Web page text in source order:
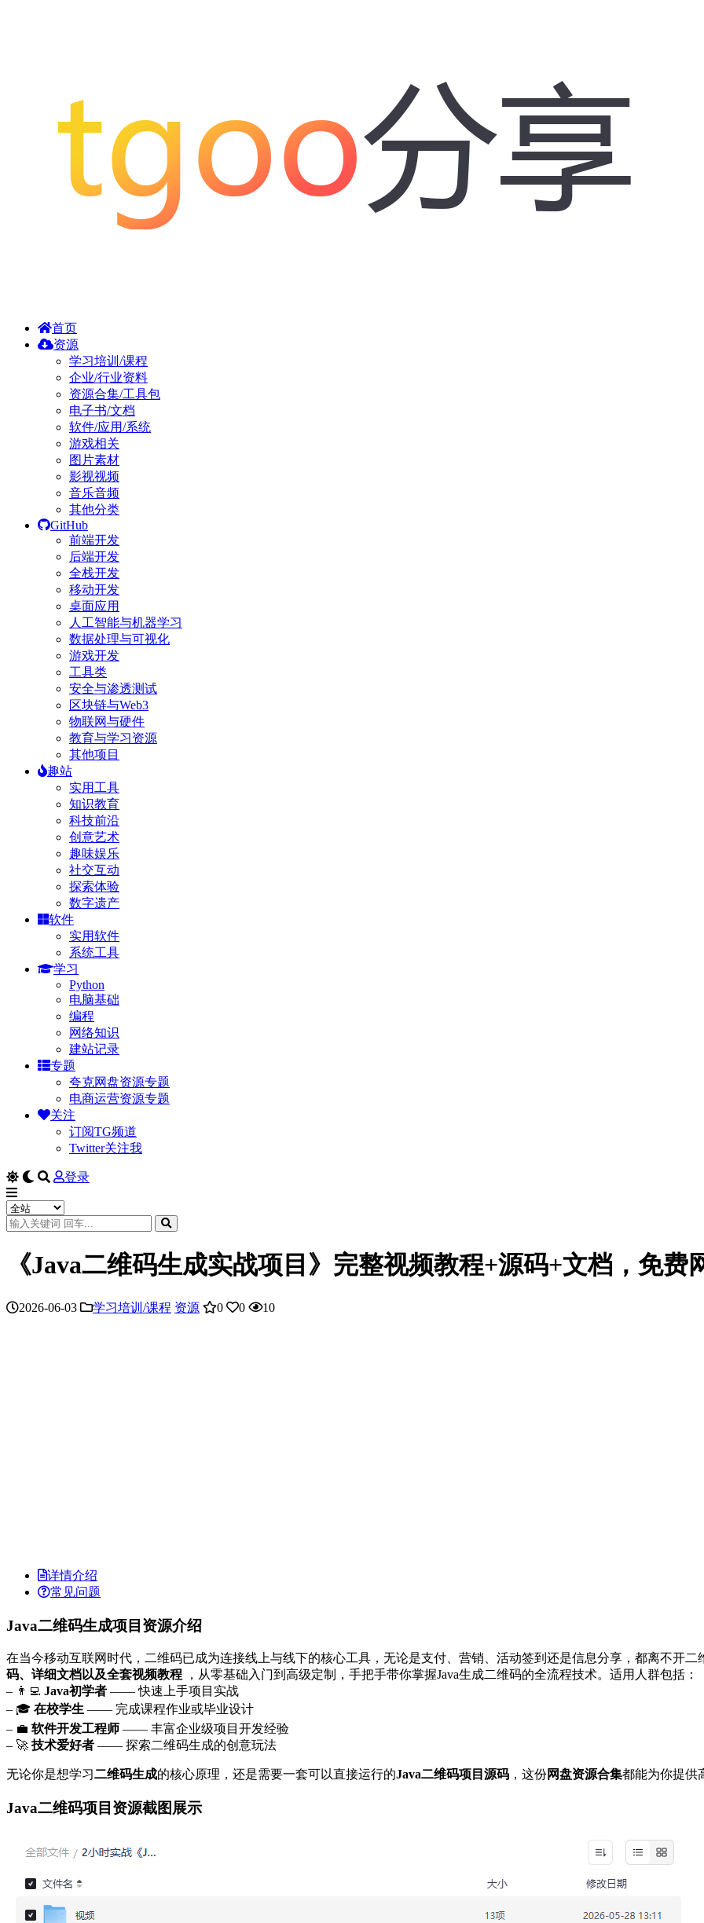
首页
资源
学习培训/课程
企业/行业资料
资源合集/工具包
电子书/文档
软件/应用/系统
游戏相关
图片素材
影视视频
音乐音频
其他分类
GitHub
前端开发
后端开发
全栈开发
移动开发
桌面应用
人工智能与机器学习
数据处理与可视化
游戏开发
工具类
安全与渗透测试
区块链与Web3
物联网与硬件
教育与学习资源
其他项目
趣站
实用工具
知识教育
科技前沿
创意艺术
趣味娱乐
社交互动
探索体验
数字遗产
软件
实用软件
系统工具
学习
Python
电脑基础
编程
网络知识
建站记录
专题
夸克网盘资源专题
电商运营资源专题
关注
订阅TG频道
Twitter关注我
登录
《Java二维码生成实战项目》完整视频教程+源码+文档，免费
2026-06-03 学习培训/课程 资源 0 0 10
详情介绍
常见问题
Java二维码生成项目资源介绍
在当今移动互联网时代，二维码已成为连接线上与线下的核心工具，无论是支付、营销、活动签到还是信息分享，都离不开
码、详细文档以及全套视频教程 ，从零基础入门到高级定制，手把手带你掌握Java生成二维码的全流程技术。适用人群包括：
– 👨‍💻 Java初学者 —— 快速上手项目实战
– 🎓 在校学生 —— 完成课程作业或毕业设计
– 💼 软件开发工程师 —— 丰富企业级项目开发经验
– 🚀 技术爱好者 —— 探索二维码生成的创意玩法
无论你是想学习二维码生成的核心原理，还是需要一套可以直接运行的Java二维码项目源码 ，这份网盘资源合集都能为你提供
Java二维码项目资源截图展示